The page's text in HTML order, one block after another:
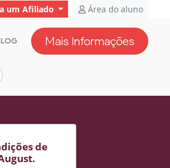
um Afiliado Área do aluno
Mais Informações
de